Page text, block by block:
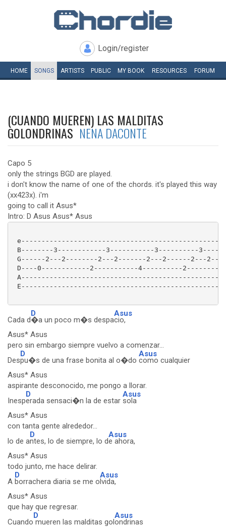
Login/register
HOME SONGS ARTISTS PUBLIC MY BOOK RESOURCES FORUM
(CUANDO MUEREN) LAS MALDITAS
GOLONDRINAS NENA DACONTE
Capo 5
only the strings BGD are played.
i don't know the name of one of the chords. it's played this way
(xx423x). i'm
going to call it Asus*
Intro: D Asus Asus* Asus
B--------3------------3-----------3----------
G------2---2--------2---2-------2---2------2---
D----0------------2-----------4----------
Cada d
D
�a un poco m�s despa
Asus
cio,
Asus* Asus
pero sin embargo siempre vuelvo a comenzar...
Des
D
pu�s de una frase bonita al o�do
Asus
como cualquier
Asus* Asus
aspirante desconocido, me pongo a llorar.
Inesp
D
erada sensaci�n la de estar
Asus
sola
Asus* Asus
con tanta gente alrededor...
lo de a
D
ntes, lo de siempre, lo d
Asus
e ahora,
Asus* Asus
todo junto, me hace delirar.
A
D
borrachera diaria se me o
Asus
lvida,
Asus* Asus
que hay que regresar.
Cuando
D
mueren las malditas gol
Asus
ondrinas